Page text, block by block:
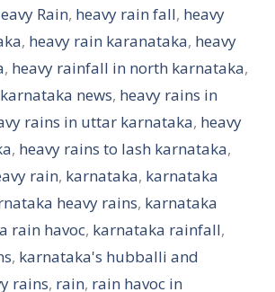
Rain, heavy rain fall, heavy
, heavy rain karanataka, heavy
, heavy rainfall in north karnataka,
news, heavy rains in
rains in uttar karnataka, heavy
, heavy rains to lash karnataka,
rain, karnataka, karnataka
heavy rains, karnataka
rain havoc, karnataka rainfall,
, karnataka's hubballi and
rains, rain, rain havoc in